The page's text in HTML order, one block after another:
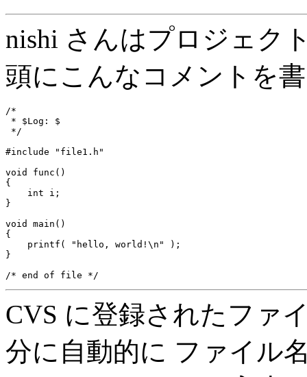
nishi さんはプロジェク
頭にこんなコメントを
/*
* $Log: $
*/
#include "file1.h"
void func()
{
    int i;
}
void main()
{
    printf( "hello, world!\n" );
}
CVS に登録されたファ
分に自動的に ファイル